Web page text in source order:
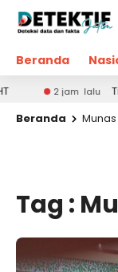
Beranda
2 jam lalu
Tiga
Beranda
Munas
Tag :